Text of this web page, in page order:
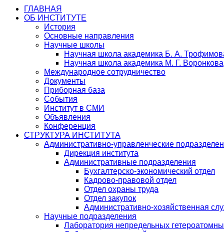
ГЛАВНАЯ
ОБ ИНСТИТУТЕ
История
Основные направления
Научные школы
Научная школа академика Б. А.
Научная школа академика М. Г. Воронкова
Международное сотрудничество
Документы
Приборная база
События
Институт в СМИ
Объявления
Конференция
СТРУКТУРА ИНСТИТУТА
Административно-управленческие
Дирекция института
Административные подразделения
Бухгалтерско-экономический отдел
Кадрово-правовой отдел
Отдел охраны труда
Отдел закупок
Административно-хозяйственная
Научные подразделения
Лаборатория непредельных